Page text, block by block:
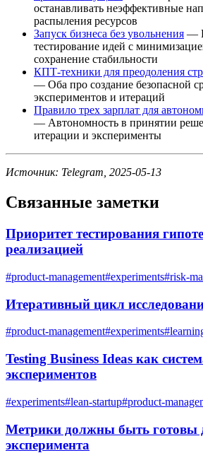
останавливать неэффективные
распыления ресурсов
Запуск бизнеса без увольнения —
тестирование идей с
сохранение стабильности
КПТ-техники для преодоления
— Оба про создание безопасной
экспериментов и итераций
Правило трех зарплат для
— Автономность в принятии
итерации и эксперименты
Источник: Telegram, 2025-05-13
Связанные заметки
Приоритет тестирования
реализацией
#product-management#experiments#risk-
Итеративный цикл
#product-management#experiments#
Testing Business Ideas как
экспериментов
#experiments#lean-startup#product-
Метрики должны быть готовы
эксперимента